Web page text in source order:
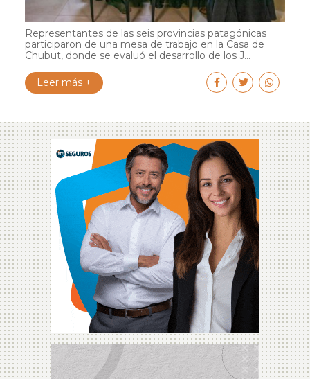
Representantes de las seis provincias patagónicas
participaron de una mesa de trabajo en la Casa de
Chubut, donde se evaluó el desarrollo de los J...
Leer más +